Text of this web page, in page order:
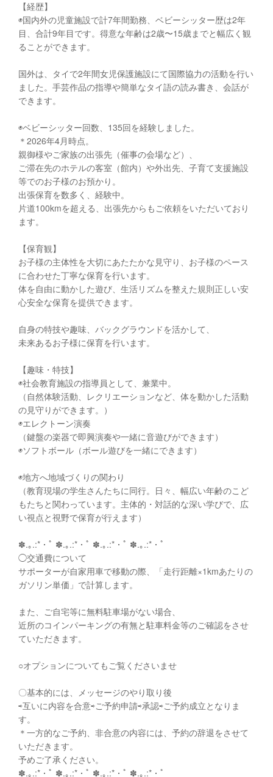
【経歴】
◉国内外の児童施設で計7年間勤務、ベビーシッター歴は2年
目、合計9年目です。得意な年齢は2歳〜15歳までと幅広く観
ることができます。
国外は、タイで2年間女児保護施設にて国際協力の活動を行い
ました。手芸作品の指導や簡単なタイ語の読み書き、会話が
できます。
◉ベビーシッター回数、135回を経験しました。
＊2026年4月時点。
親御様やご家族の出張先（催事の会場など）、
ご滞在先のホテルの客室（館内）や外出先、子育て支援施設
等でのお子様のお預かり。
出張保育を数多く、経験中。
片道100kmを超える、出張先からもご依頼をいただいており
ます。
【保育観】
お子様の主体性を大切にあたたかな見守り、お子様のペース
に合わせた丁寧な保育を行います。
体を自由に動かした遊び、生活リズムを整えた規則正しい安
心安全な保育を提供できます。
自身の特技や趣味、バックグラウンドを活かして、
未来あるお子様に保育を行います。
【趣味・特技】
◉社会教育施設の指導員として、兼業中。
（自然体験活動、レクリエーションなど、体を動かした活動
の見守りができます。）
◉エレクトーン演奏
（鍵盤の楽器で即興演奏や一緒に音遊びができます）
◉ソフトボール（ボール遊びを一緒にできます）
◉地方へ地域づくりの関わり
（教育現場の学生さんたちに同行。日々、幅広い年齢のこど
もたちと関わっています。主体的・対話的な深い学びで、広
い視点と視野で保育が行えます）
✽.｡.:*・ﾟ ✽.｡.:*・ﾟ ✽.｡.:*・ﾟ ✽.｡.:*・ﾟ
◯交通費について
サポーターが自家用車で移動の際、「走行距離×1kmあたりの
ガソリン単価」で計算します。
また、ご自宅等に無料駐車場がない場合、
近所のコインパーキングの有無と駐車料金等のご確認をさせ
ていただきます。
○オプションについてもご覧くださいませ
〇基本的には、メッセージのやり取り後
⇨互いに内容を合意⇨ご予約申請⇨承認⇨ご予約成立となりま
す。
＊一方的なご予約、非合意の内容には、予約の辞退をさせて
いただきます。
予めご了承ください。
✽.｡.:*・ﾟ ✽.｡.:*・ﾟ ✽.｡.:*・ﾟ ✽.｡.:*・ﾟ